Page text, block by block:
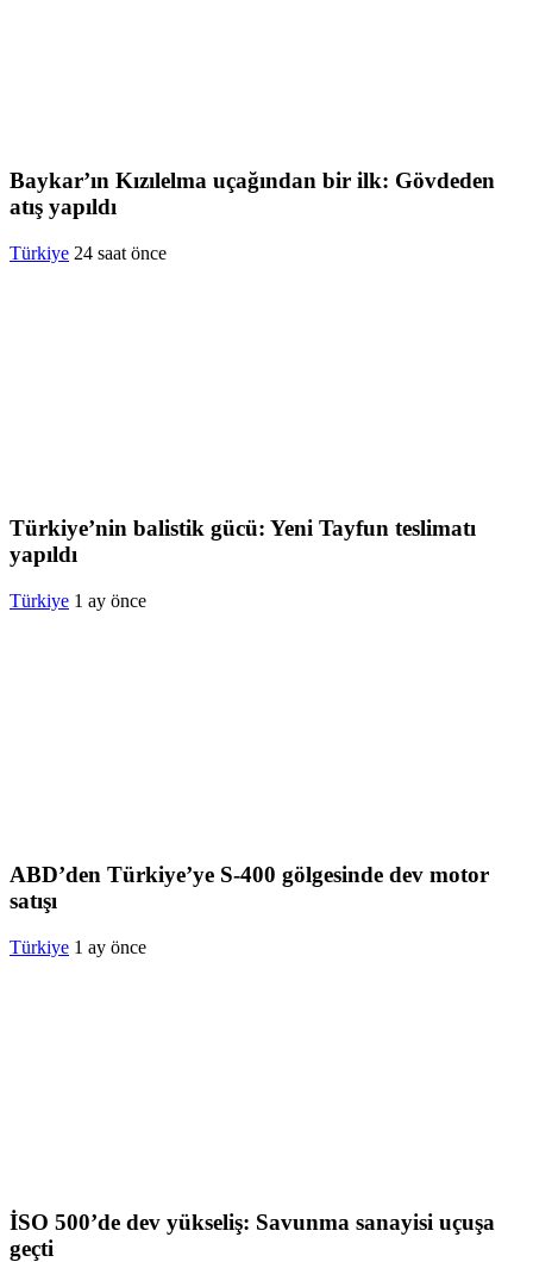
Baykar’ın Kızılelma uçağından bir ilk: Gövdeden
atış yapıldı
Türkiye 24 saat önce
Türkiye’nin balistik gücü: Yeni Tayfun teslimatı
yapıldı
Türkiye 1 ay önce
ABD’den Türkiye’ye S-400 gölgesinde dev motor
satışı
Türkiye 1 ay önce
İSO 500’de dev yükseliş: Savunma sanayisi uçuşa
geçti